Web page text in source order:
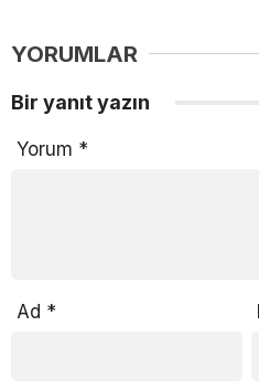
YORUMLAR
Bir yanıt yazın
Yorum *
Ad *